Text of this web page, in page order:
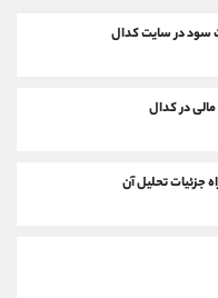
سود در سایت کدال
در کدال
جزئیات تحلیل آن